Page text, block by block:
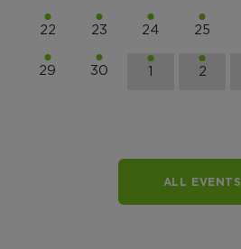
22 23 24 25
29 30 1 2
ALL EVENTS